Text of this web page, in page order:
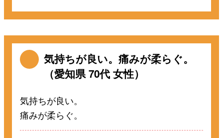
気持ちが良い。痛みが柔らぐ。
（愛知県 70代 女性）
気持ちが良い。
痛みが柔らぐ。